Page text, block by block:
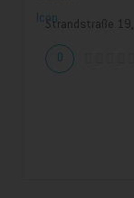
Strandstraße
0